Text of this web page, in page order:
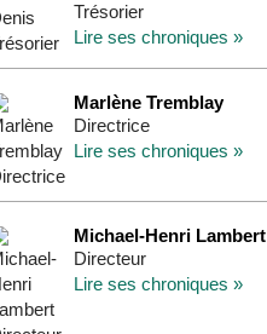
Trésorier
Lire ses chroniques »
Marlène Tremblay
Directrice
Lire ses chroniques »
Michael-Henri Lambert
Directeur
Lire ses chroniques »